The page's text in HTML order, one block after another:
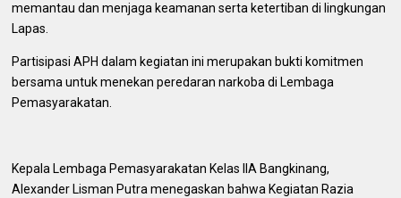
memantau dan menjaga keamanan serta ketertiban di lingkungan
Lapas.
Partisipasi APH dalam kegiatan ini merupakan bukti komitmen
bersama untuk menekan peredaran narkoba di Lembaga
Pemasyarakatan.
Kepala Lembaga Pemasyarakatan Kelas IIA Bangkinang,
Alexander Lisman Putra menegaskan bahwa Kegiatan Razia